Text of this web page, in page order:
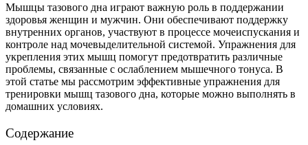
Мышцы тазового дна играют важную роль в поддержании
здоровья женщин и мужчин. Они обеспечивают поддержку
внутренних органов, участвуют в процессе мочеиспускания и
контроле над мочевыделительной системой. Упражнения для
укрепления этих мышц помогут предотвратить различные
проблемы, связанные с ослаблением мышечного тонуса. В
этой статье мы рассмотрим эффективные упражнения для
тренировки мышц тазового дна, которые можно выполнять в
домашних условиях.
Содержание